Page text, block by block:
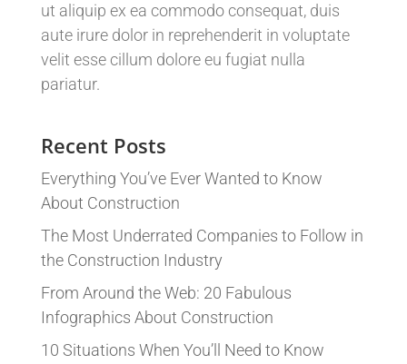
ut aliquip ex ea commodo consequat, duis
aute irure dolor in reprehenderit in voluptate
velit esse cillum dolore eu fugiat nulla
pariatur.
Recent Posts
Everything You’ve Ever Wanted to Know
About Construction
The Most Underrated Companies to Follow in
the Construction Industry
From Around the Web: 20 Fabulous
Infographics About Construction
10 Situations When You’ll Need to Know